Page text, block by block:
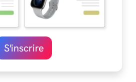
S'inscrire